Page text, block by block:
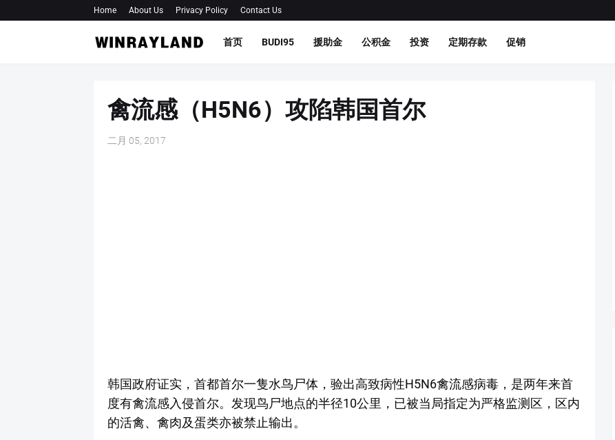
Home About Us Privacy Policy Contact Us
首页 BUDI95 援助金 公积金 投资 定期存款 促销
禽流感（H5N6）攻陷韩国首尔
二月 05, 2017
韩国政府证实，首都首尔一隻水鸟尸体，验出高致病性H5N6禽流感病毒，是两年来首
度有禽流感入侵首尔。发现鸟尸地点的半径10公里，已被当局指定为严格监测区，区内
的活禽、禽肉及蛋类亦被禁止输出。